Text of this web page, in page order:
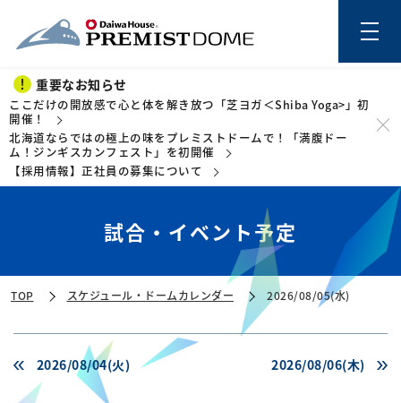
このページの本文を読む
重要なお知らせ
ここだけの開放感で心と体を解き放つ「芝ヨガ＜Shiba Yoga>」初
開催！
北海道ならではの極上の味をプレミストドームで！「満腹ドー
ム！ジンギスカンフェスト」を初開催
【採用情報】正社員の募集について
試合・イベント予定
TOP スケジュール・ドームカレンダー 2026/08/05(水)
2026/08/04(火) 2026/08/06(木)